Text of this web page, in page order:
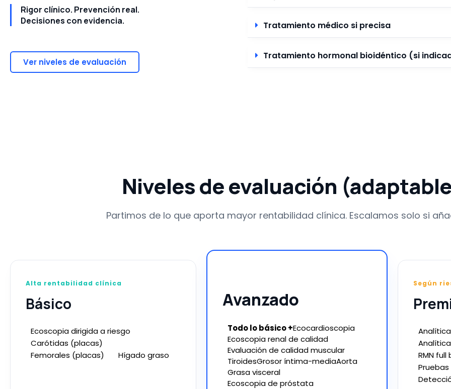
Rigor clínico. Prevención real.
Decisiones con evidencia.
Ver niveles de evaluación
Tratamiento médico si precisa
Tratamiento hormonal bioidéntico (si
Niveles de evaluación
Partimos de lo que aporta mayor rentabilidad clínica. Escalamos solo si
Alta rentabilidad clínica
Básico
Ecoscopia dirigida a riesgo
Carótidas (placas)
Femorales (placas) Hígado graso
Avanzado
Todo lo básico +Ecocardioscopia
Ecoscopia renal de calidad
Evaluación de calidad muscular
TiroidesGrosor íntima-mediaAorta
Grasa visceral
Ecoscopia de próstata
Según
RMN